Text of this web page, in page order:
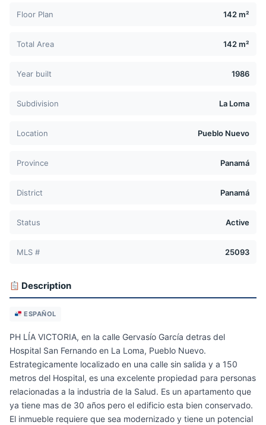
Floor Plan 142 m²
Total Area 142 m²
Year built 1986
Subdivision La Loma
Location Pueblo Nuevo
Province Panamá
District Panamá
Status Active
MLS # 25093
Description
ESPAÑOL
PH LÍA VICTORIA, en la calle Gervasío García detras del
Hospital San Fernando en La Loma, Pueblo Nuevo.
Estrategicamente localizado en una calle sin salida y a 150
metros del Hospital, es una excelente propiedad para personas
relacionadas a la industria de la Salud. Es un apartamento que
ya tiene mas de 30 años pero el edificio esta bien conservado.
El inmueble requiere que sea modernizado y tiene un potencial